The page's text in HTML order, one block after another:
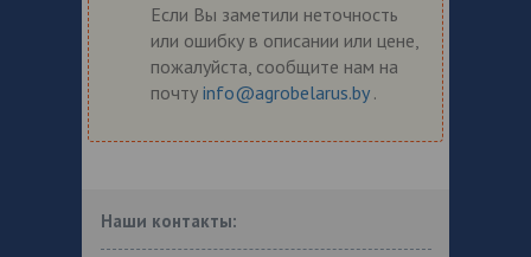
Если Вы заметили неточность
или ошибку в описании или цене,
пожалуйста, сообщите нам на
почту info@agrobelarus.by .
Наши контакты: